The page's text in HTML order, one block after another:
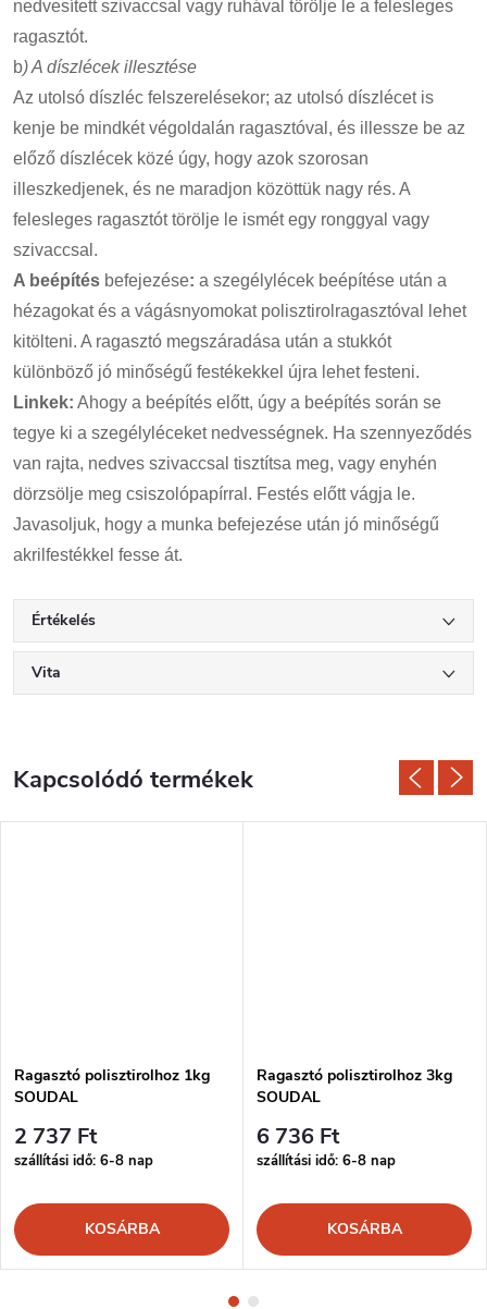
nedvesített szivaccsal vagy ruhával törölje le a felesleges
ragasztót.
b) A díszlécek illesztése
Az utolsó díszléc felszerelésekor; az utolsó díszlécet is
kenje be mindkét végoldalán ragasztóval, és illessze be az
előző díszlécek közé úgy, hogy azok szorosan
illeszkedjenek, és ne maradjon közöttük nagy rés. A
felesleges ragasztót törölje le ismét egy ronggyal vagy
szivaccsal.
A beépítés befejezése: a szegélylécek beépítése után a
hézagokat és a vágásnyomokat polisztirolragasztóval lehet
kitölteni. A ragasztó megszáradása után a stukkót
különböző jó minőségű festékekkel újra lehet festeni.
Linkek: Ahogy a beépítés előtt, úgy a beépítés során se
tegye ki a szegélyléceket nedvességnek. Ha szennyeződés
van rajta, nedves szivaccsal tisztítsa meg, vagy enyhén
dörzsölje meg csiszolópapírral. Festés előtt vágja le.
Javasoljuk, hogy a munka befejezése után jó minőségű
akrilfestékkel fesse át.
Értékelés
Vita
Kapcsolódó termékek
Ragasztó polisztirolhoz 1kg
SOUDAL
2 737 Ft
szállítási idő: 6-8 nap
KOSÁRBA
Ragasztó polisztirolhoz 3kg
SOUDAL
6 736 Ft
szállítási idő: 6-8 nap
KOSÁRBA